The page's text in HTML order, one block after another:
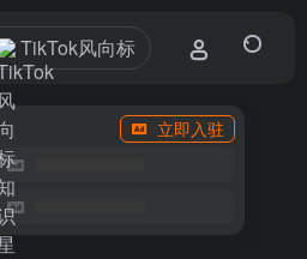
TikTok风向标
立即入驻